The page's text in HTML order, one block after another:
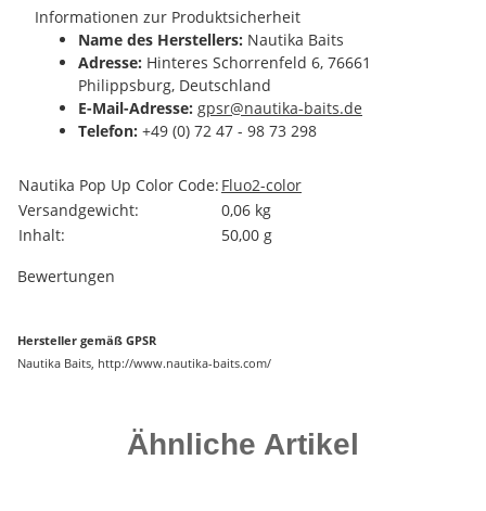
Informationen zur Produktsicherheit
Name des Herstellers: Nautika Baits
Adresse: Hinteres Schorrenfeld 6, 76661
Philippsburg, Deutschland
E-Mail-Adresse: gpsr@nautika-baits.de
Telefon: +49 (0) 72 47 - 98 73 298
Produkteigenschaft
Wert
Nautika Pop Up Color Code: Fluo2-color
Versandgewicht:
0,06 kg
Inhalt:
50,00 g
Bewertungen
Hersteller gemäß GPSR
Nautika Baits, http://www.nautika-baits.com/
Ähnliche Artikel